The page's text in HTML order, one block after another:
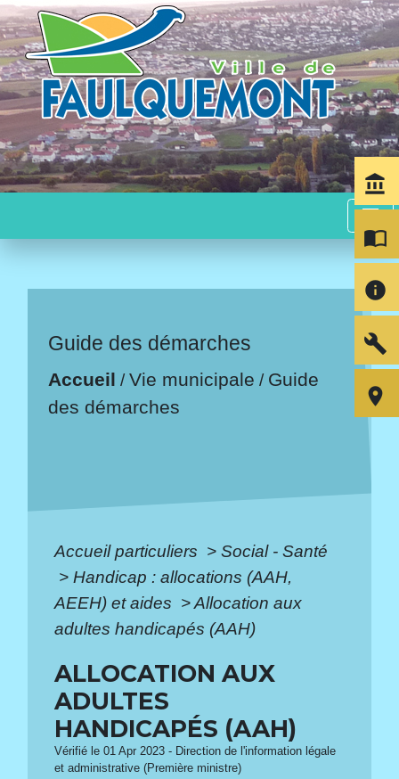
menu
Guide des démarches
Accueil /Vie municipale / Guide
des démarches
Accueil particuliers > Social - Santé
> Handicap : allocations (AAH,
AEEH) et aides >Allocation aux
adultes handicapés (AAH)
ALLOCATION AUX
ADULTES
HANDICAPÉS (AAH)
Vérifié le 01 Apr 2023 - Direction de l'information légale
et administrative (Première ministre)
account_balance
import_contacts
info
build
room